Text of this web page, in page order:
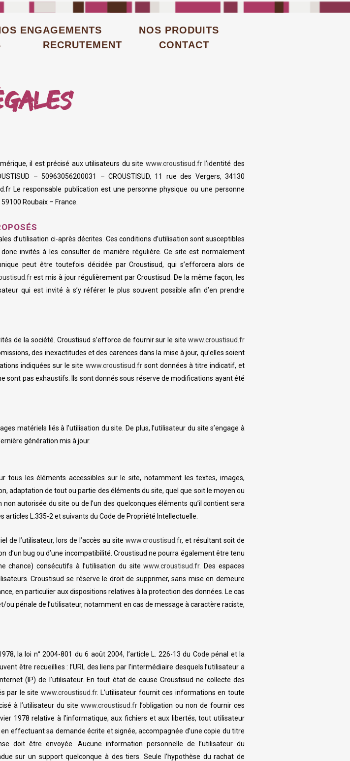
ENGAGEMENTS
NOS PRODUITS
RECRUTEMENT CONTACT
il est précisé aux utilisateurs du site www.croustisud.frl’identité des
– 50963056200031 – CROUSTISUD, 11 rue des Vergers, 34130
Le responsable publication est une personne physique ou une personne
Roubaix – France.
d’utilisation ci-après décrites. Ces conditions d’utilisation sont susceptibles
invités à les consulter de manière régulière. Ce site est normalement
peut être toutefois décidée par Croustisud, qui s’efforcera alors de
est mis à jour régulièrement par Croustisud. De la même façon, les
qui est invité à s’y référer le plus souvent possible afin d’en prendre
de la société. Croustisud s’efforce de fournir sur le site www.croustisud.fr
des inexactitudes et des carences dans la mise à jour, qu’elles soient
indiquées sur le site www.croustisud.frsont données à titre indicatif, et
sont pas exhaustifs. Ils sont donnés sous réserve de modifications ayant été
matériels liés à l’utilisation du site. De plus, l’utilisateur du site s’engage à
génération mis à jour.
tous les éléments accessibles sur le site, notamment les textes, images,
adaptation de tout ou partie des éléments du site, quel que soit le moyen ou
autorisée du site ou de l’un des quelconques éléments qu’il contient sera
L.335-2 et suivants du Code de Propriété Intellectuelle.
de l’utilisateur, lors de l’accès au sitewww.croustisud.fr, et résultant soit de
d’un bug ou d’une incompatibilité. Croustisud ne pourra également être tenu
chance) consécutifs à l’utilisation du sitewww.croustisud.fr. Des espaces
Croustisud se réserve le droit de supprimer, sans mise en demeure
en particulier aux dispositions relatives à la protection des données. Le cas
pénale de l’utilisateur, notamment en cas de message à caractère raciste,
la loi n° 2004-801 du 6 août 2004, l’article L. 226-13 du Code pénal et la
être recueillies : l’URL des liens par l’intermédiaire desquels l’utilisateur a
(IP) de l’utilisateur. En tout état de cause Croustisud ne collecte des
par le site www.croustisud.fr. L’utilisateur fournit ces informations en toute
à l’utilisateur du site www.croustisud.fr l’obligation ou non de fournir ces
1978 relative à l’informatique, aux fichiers et aux libertés, tout utilisateur
effectuant sa demande écrite et signée, accompagnée d’une copie du titre
doit être envoyée. Aucune information personnelle de l’utilisateur du
sur un support quelconque à des tiers. Seule l’hypothèse du rachat de